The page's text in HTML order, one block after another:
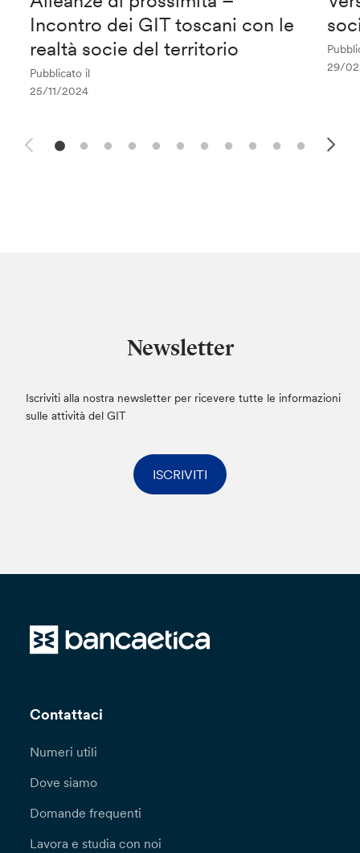
Incontro dei GIT toscani con le
realtà socie del territorio
Pubblicato il
25/11/2024
29/
Newsletter
Iscriviti alla nostra newsletter per ricevere tutte le informazioni
sulle attività del GIT
ISCRIVITI
Contattaci
Numeri utili
Dove siamo
Domande frequenti
Lavora e studia con noi